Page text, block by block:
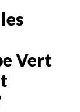
Vert